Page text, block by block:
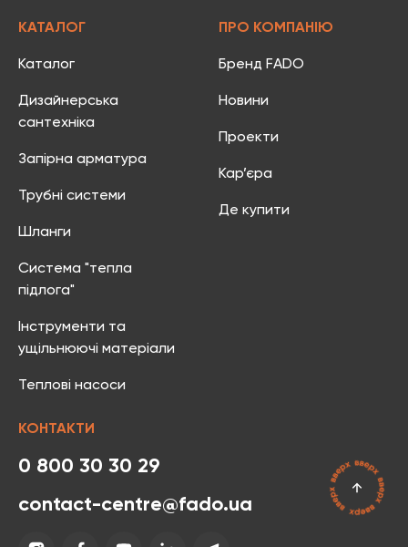
КАТАЛОГ
Каталог
Дизайнерська
сантехніка
Запірна арматура
Трубні системи
Шланги
Система "тепла
підлога"
Інструменти та
ущільнюючі матеріали
Теплові насоси
ПРО КОМПАНІЮ
Бренд FADO
Новини
Проекти
Кар’єра
Де купити
КОНТАКТИ
0 800 30 30 29
contact-centre@fado.ua